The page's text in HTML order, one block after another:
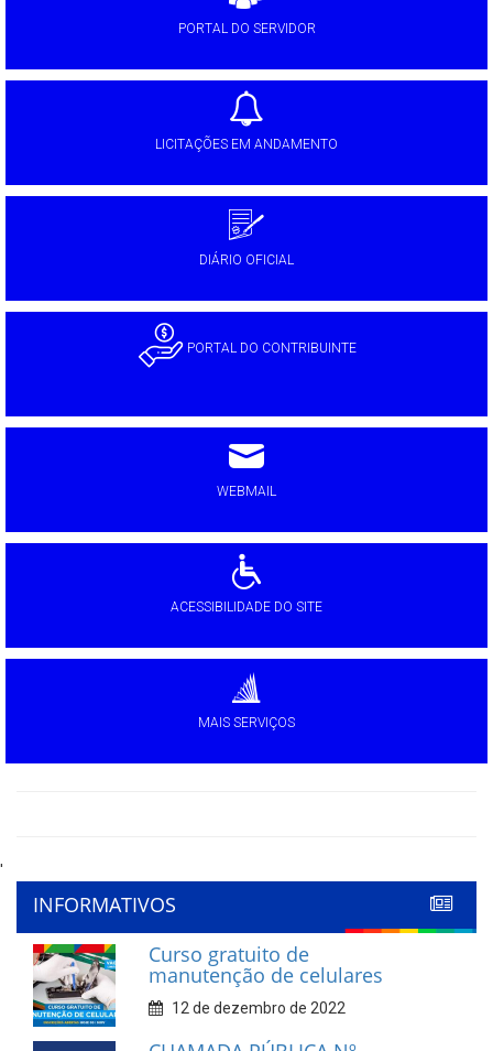
PORTAL DO SERVIDOR
LICITAÇÕES EM ANDAMENTO
DIÁRIO OFICIAL
PORTAL DO CONTRIBUINTE
WEBMAIL
ACESSIBILIDADE DO SITE
MAIS SERVIÇOS
'
INFORMATIVOS
Curso gratuito de
manutenção de celulares
12 de dezembro de 2022